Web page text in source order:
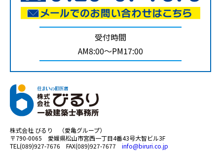
受付時間
AM8:00～PM17:00
株式会社 びるり （愛亀グループ）
〒790-0065 愛媛県松山市宮西一丁目4番43号大智ビル3F
TEL(089)927-7676 FAX(089)927-7677 info@biruri.co.jp